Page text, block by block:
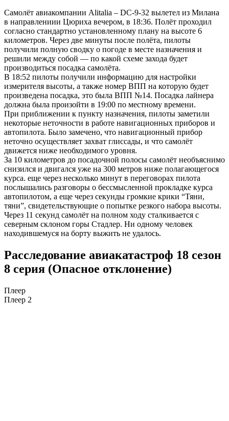
Самолёт авиакомпании Alitalia – DC-9-32 вылетел из Милана
в направлениии Цюриха вечером, в 18:36. Полёт проходил
согласно стандартно установленному плану на высоте 6
километров. Через две минуты после полёта, пилоты
получили полную сводку о погоде в месте назначения и
решили между собой — по какой схеме захода будет
производиться посадка самолёта.
В 18:52 пилоты получили информацию для настройки
измерителя высоты, а также номер ВПП на которую будет
произведена посадка, это была ВПП №14. Посадка лайнера
должна была произойти в 19:00 по местному времени.
При приближении к пункту назначения, пилоты заметили
некоторые неточности в работе навигационных приборов и
автопилота. Было замечено, что навигационный прибор
неточно осуществляет захват глиссады, и что самолёт
движется ниже необходимого уровня.
За 10 километров до посадочной полосы самолёт необъяснимо
снизился и двигался уже на 300 метров ниже полагающегося
курса. еще через несколько минут в переговорах пилота
послышались разговоры о бессмысленной прокладке курса
автопилотом, а еще через секунды громкие крики “Тяни,
тяни”, свидетельствующие о попытке резкого набора высоты.
Через 11 секунд самолёт на полном ходу сталкивается с
северным склоном горы Стадлер. Ни одному человек
находившемуся на борту выжить не удалось.
Расследование авиакатастроф 18 сезон
8 серия (Опасное отклонение)
Плеер
Плеер 2